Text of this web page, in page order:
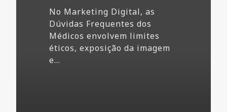
No Marketing Digital, as
Dúvidas Frequentes dos
Médicos envolvem limites
éticos, exposição da imagem
e…